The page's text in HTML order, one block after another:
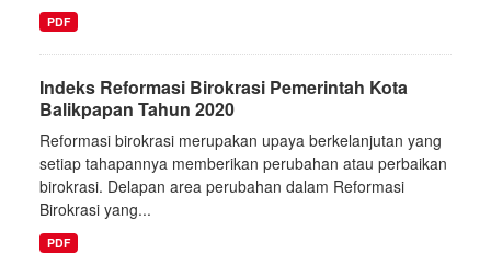
PDF
Indeks Reformasi Birokrasi Pemerintah Kota
Balikpapan Tahun 2020
Reformasi birokrasi merupakan upaya berkelanjutan yang
setiap tahapannya memberikan perubahan atau perbaikan
birokrasi. Delapan area perubahan dalam Reformasi
Birokrasi yang...
PDF